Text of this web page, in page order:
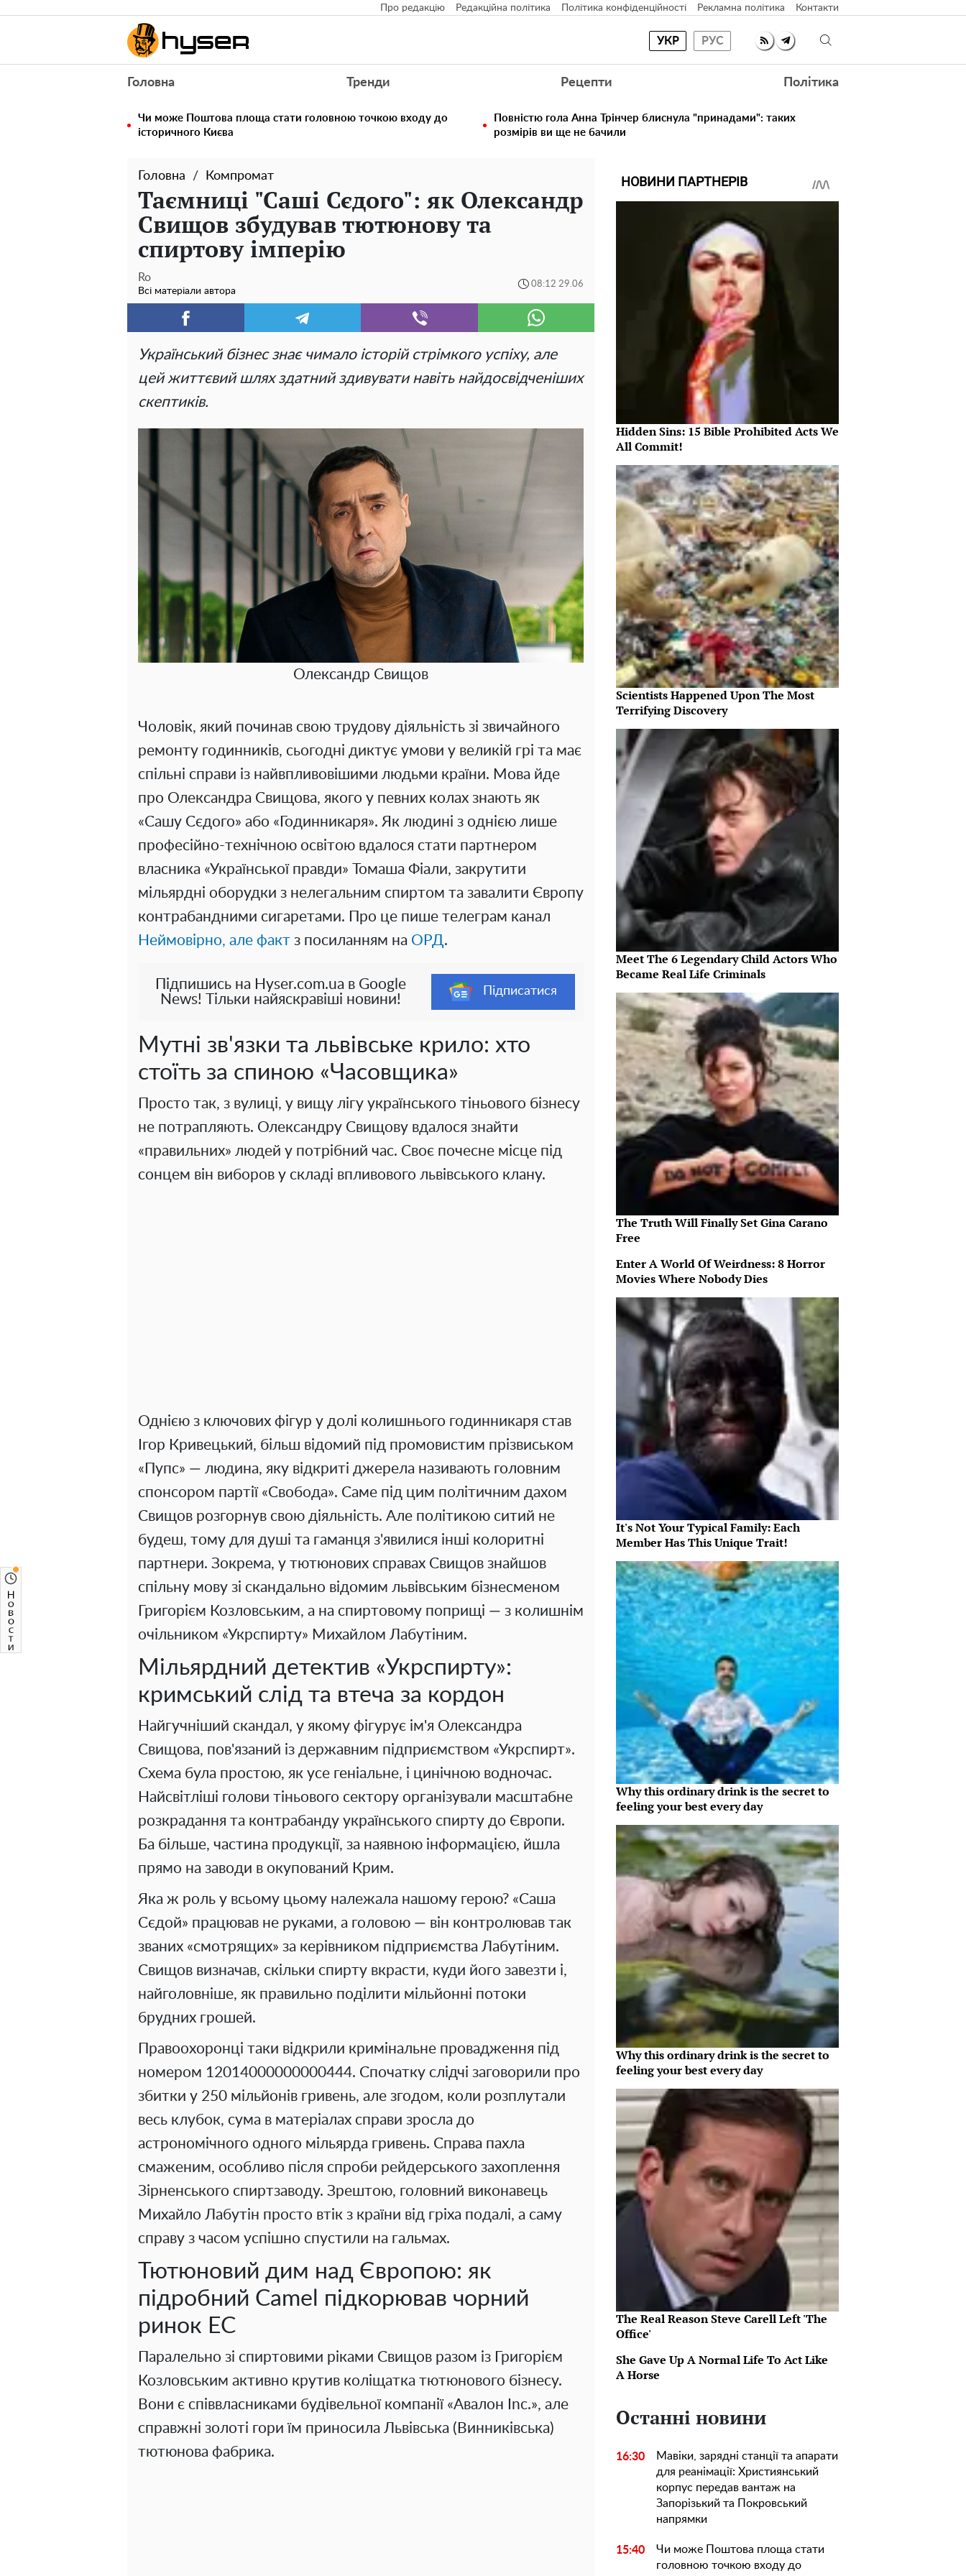
Про редакцію Редакційна політика Політика конфіденційності Рекламна політика Контакти
УКР РУС
Головна Тренди Рецепти Політика
Чи може Поштова площа стати головною точкою входу до
історичного Києва
Повністю гола Анна Трінчер блиснула "принадами": таких
розмірів ви ще не бачили
Головна Компромат
Таємниці "Саші Сєдого": як Олександр
Свищов збудував тютюнову та
спиртову імперію
Ro
Всі матеріали автора
08:12 29.06
Український бізнес знає чимало історій стрімкого успіху, але
цей життєвий шлях здатний здивувати навіть найдосвідченіших
скептиків.
Олександр Свищов
Чоловік, який починав свою трудову діяльність зі звичайного
ремонту годинників, сьогодні диктує умови у великій грі та має
спільні справи із найвпливовішими людьми країни. Мова йде
про Олександра Свищова, якого у певних колах знають як
«Сашу Сєдого» або «Годинникаря». Як людині з однією лише
професійно-технічною освітою вдалося стати партнером
власника «Української правди» Томаша Фіали, закрутити
мільярдні оборудки з нелегальним спиртом та завалити Європу
контрабандними сигаретами. Про це пише телеграм канал
Неймовірно, але факт з посиланням на ОРД .
Підпишись на Hyser.com.ua в Google
News! Тільки найяскравіші новини!
Підписатися
Мутні зв'язки та львівське крило: хто
стоїть за спиною «Часовщика»
Просто так, з вулиці, у вищу лігу українського тіньового бізнесу
не потрапляють. Олександру Свищову вдалося знайти
«правильних» людей у потрібний час. Своє почесне місце під
сонцем він виборов у складі впливового львівського клану.
Однією з ключових фігур у долі колишнього годинникаря став
Ігор Кривецький, більш відомий під промовистим прізвиськом
«Пупс» — людина, яку відкриті джерела називають головним
спонсором партії «Свобода». Саме під цим політичним дахом
Свищов розгорнув свою діяльність. Але політикою ситий не
будеш, тому для душі та гаманця з'явилися інші колоритні
партнери. Зокрема, у тютюнових справах Свищов знайшов
спільну мову зі скандально відомим львівським бізнесменом
Григорієм Козловським, а на спиртовому поприщі — з колишнім
очільником «Укрспирту» Михайлом Лабутіним.
Мільярдний детектив «Укрспирту»:
кримський слід та втеча за кордон
Найгучніший скандал, у якому фігурує ім'я Олександра
Свищова, пов'язаний із державним підприємством «Укрспирт».
Схема була простою, як усе геніальне, і цинічною водночас.
Найсвітліші голови тіньового сектору організували масштабне
розкрадання та контрабанду українського спирту до Європи.
Ба більше, частина продукції, за наявною інформацією, йшла
прямо на заводи в окупований Крим.
Яка ж роль у всьому цьому належала нашому герою? «Саша
Сєдой» працював не руками, а головою — він контролював так
званих «смотрящих» за керівником підприємства Лабутіним.
Свищов визначав, скільки спирту вкрасти, куди його завезти і,
найголовніше, як правильно поділити мільйонні потоки
брудних грошей.
Правоохоронці таки відкрили кримінальне провадження під
номером 12014000000000444. Спочатку слідчі заговорили про
збитки у 250 мільйонів гривень, але згодом, коли розплутали
весь клубок, сума в матеріалах справи зросла до
астрономічного одного мільярда гривень. Справа пахла
смаженим, особливо після спроби рейдерського захоплення
Зірненського спиртзаводу. Зрештою, головний виконавець
Михайло Лабутін просто втік з країни від гріха подалі, а саму
справу з часом успішно спустили на гальмах.
Тютюновий дим над Європою: як
підробний Camel підкорював чорний
ринок ЕС
Паралельно зі спиртовими ріками Свищов разом із Григорієм
Козловським активно крутив коліщатка тютюнового бізнесу.
Вони є співвласниками будівельної компанії «Авалон Inc.», але
справжні золоті гори їм приносила Львівська (Винниківська)
тютюнова фабрика.
НОВИНИ ПАРТНЕРІВ
Hidden Sins: 15 Bible Prohibited Acts We
All Commit!
Scientists Happened Upon The Most
Terrifying Discovery
Meet The 6 Legendary Child Actors Who
Became Real Life Criminals
The Truth Will Finally Set Gina Carano
Free
Enter A World Of Weirdness: 8 Horror
Movies Where Nobody Dies
It's Not Your Typical Family: Each
Member Has This Unique Trait!
Why this ordinary drink is the secret to
feeling your best every day
Why this ordinary drink is the secret to
feeling your best every day
The Real Reason Steve Carell Left 'The
Office'
She Gave Up A Normal Life To Act Like
A Horse
Останні новини
16:30
Мавіки, зарядні станції та апарати
для реанімації: Християнський
корпус передав вантаж на
Запорізький та Покровський
напрямки
15:40
Чи може Поштова площа стати
головною точкою входу до